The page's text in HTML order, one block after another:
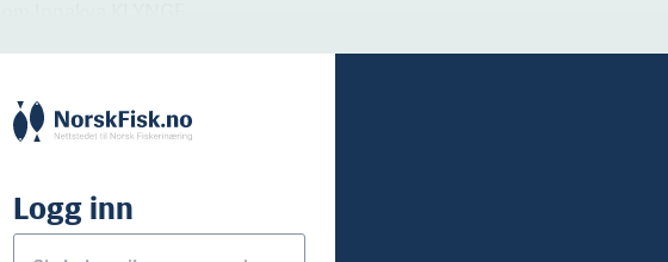
Logg inn